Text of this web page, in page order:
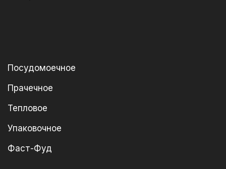
Посудомоечное
Прачечное
Тепловое
Упаковочное
Фаст-Фуд